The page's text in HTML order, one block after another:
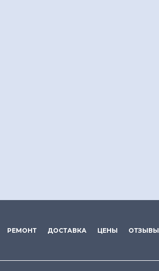
РЕМОНТ ДОСТАВКА ЦЕНЫ ОТЗЫВЫ